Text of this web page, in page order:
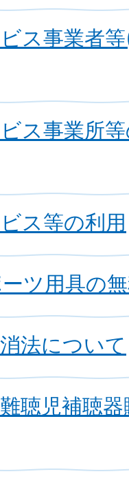
ス事業者
ス事業所
ス等の利用
ツ用具の
法について
聴児補聴